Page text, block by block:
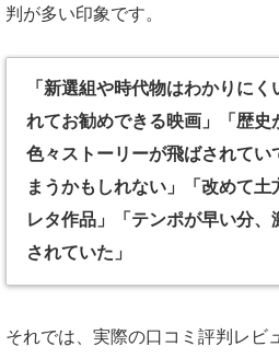
判が多い印象です。
「新選組や時代物はわかりに
れてお勧めできる映画」「歴史
色々ストーリーが飛ばされてい
まうかもしれない」「改めて
レタ作品」「テンポが早い分
されていた」
それでは、実際の口コミ評判レビ